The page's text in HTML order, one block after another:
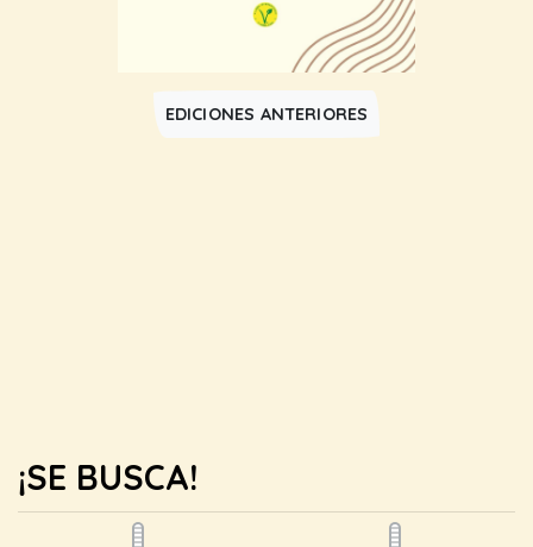
EDICIONES ANTERIORES
¡SE BUSCA!